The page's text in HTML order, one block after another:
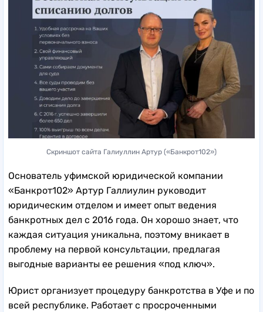
Скриншот сайта Галиуллин Артур («Банкрот102»)
Основатель уфимской юридической компании
«Банкрот102» Артур Галлиулин руководит
юридическим отделом и имеет опыт ведения
банкротных дел с 2016 года. Он хорошо знает, что
каждая ситуация уникальна, поэтому вникает в
проблему на первой консультации, предлагая
выгодные варианты ее решения «под ключ».
Юрист организует процедуру банкротства в Уфе и по
всей республике. Работает с просроченными